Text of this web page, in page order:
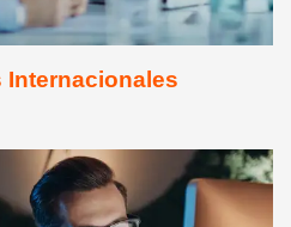
Internacionales